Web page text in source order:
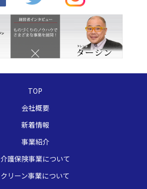
TOP
会社概要
新着情報
事業紹介
介護保険事業について
クリーン事業について